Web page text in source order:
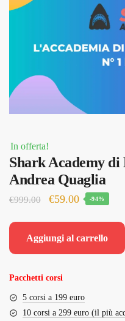
In offerta!
Shark Academy
Andrea Quaglia
€999.00
Il
originale
€59.00Il
attuale
-94%
Aggiungi al carrello
Pacchetti corsi
5 corsi a 199 euro
10 corsi a 299 euro (il più